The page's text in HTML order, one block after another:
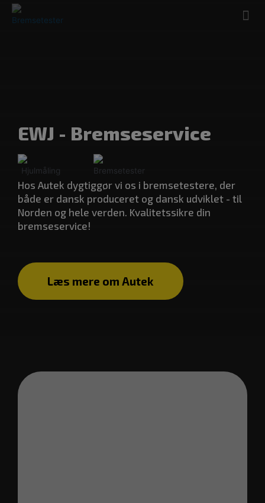
EWJ - Bremseservice
Hos Autek dygtiggør vi os i bremsetestere, der
både er dansk produceret og dansk udviklet - til
Norden og hele verden. Kvalitetssikre din
bremseservice!
Læs mere om Autek